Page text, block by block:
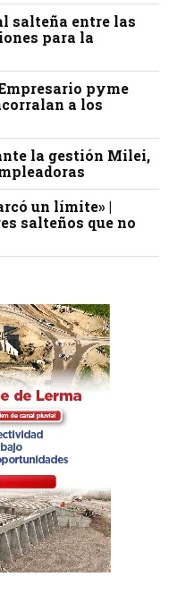
salteña entre las
para la
pyme
a los
la gestión Milei,
un límite» |
salteños que no